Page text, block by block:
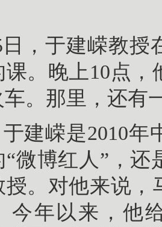
日，于建嵘教
课。晚上10点
。那里，还有
建嵘是2010
“微博红人”，
授。对他来说，
今年以来，他